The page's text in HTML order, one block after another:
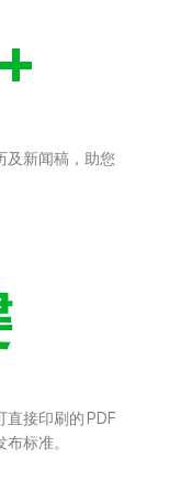
及新闻稿，助您
接印刷的 PDF
标准。